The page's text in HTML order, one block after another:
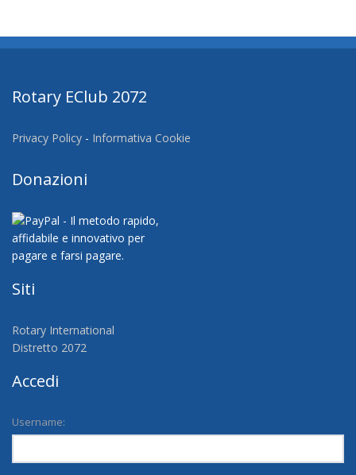
Rotary EClub 2072
Privacy Policy - Informativa Cookie
Donazioni
Siti
Rotary International
Distretto 2072
Accedi
Username: